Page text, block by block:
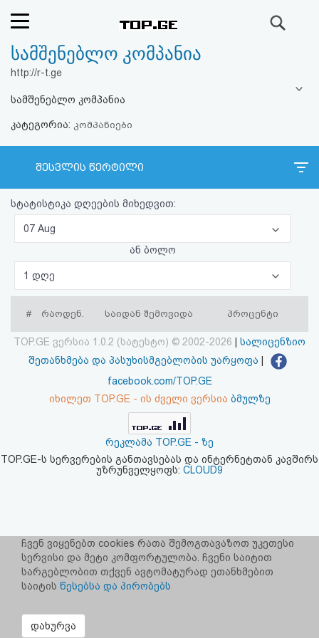
რეიტინგი
ფოსტა
კითხვა-
პასუხი
ავტორიზაცია
რეგისტრაცია
აღდგენა
HTML
კოდი
შეთანხმება
უარყოფა
სამშენებლო კომპანია
http://r-t.ge
სამშენებლო კომპანია
კატეგორია: კომპანიები
შესვლის წერტილი
სტატისტიკა დღეების მიხედვით:
07 Aug
ან ბოლო
1 დღე
# რაოდენ. საიდან შემოვიდა პროცენტი
TOP.GE ვერსია 1.0.2 (სატესტო) © 2002-2026
სალიცენზიო
შეთანხმება და პასუხისმგებლობის უარყოფა
facebook.com/TOP.GE
იხილეთ TOP.GE - ის ძველი ვერსია ბმულზე
რეკლამა TOP.GE - ზე
TOP.GE-ს სერვერების განთავსებას და ინტერნეტთან კავშირს
უზრუნველყოფს: CLOUD9
ჩვენ ვიყენებთ cookies რათა შემოგთავაზოთ უკეთესი
სერვისი და მეტი კომფორტულობა. ჩვენი საიტით
სარგებლობით თქვენ ავტომატურად ეთანხმებით
საიტის წესებსა და პირობებს
დახურვა